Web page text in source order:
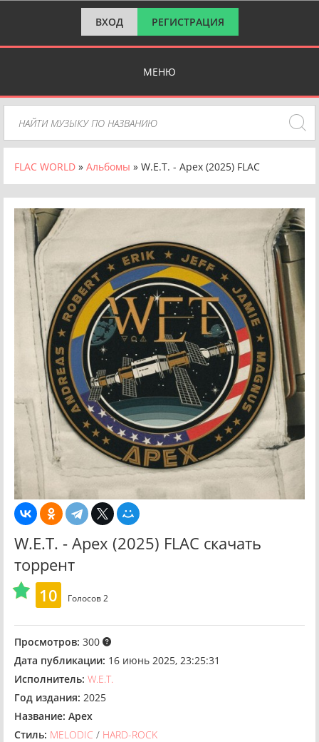
ВХОД РЕГИСТРАЦИЯ
МЕНЮ
FLAC WORLD » Альбомы » W.E.T. - Apex (2025) FLAC
W.E.T. - Apex (2025) FLAC скачать
торрент
10
Голосов2
Просмотров: 300
Дата публикации: 16 июнь 2025, 23:25:31
Исполнитель: W.E.T.
Год издания: 2025
Название: Apex
Стиль: MELODIC / HARD-ROCK